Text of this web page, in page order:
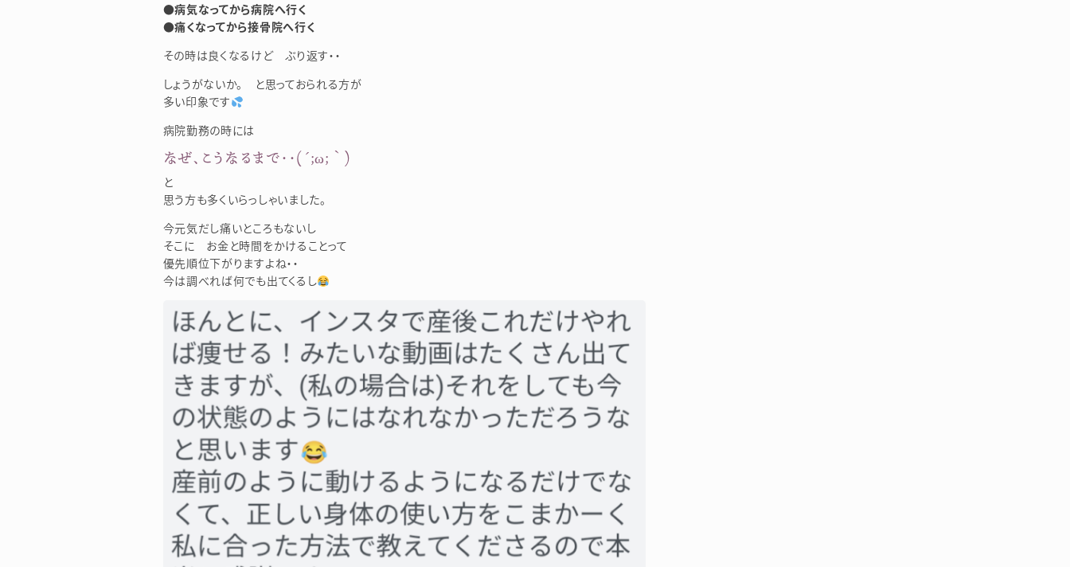
●病気なってから病院へ行く
●痛くなってから接骨院へ行く
その時は良くなるけど ぶり返す・・
しょうがないか。 と思っておられる方が
多い印象です
病院勤務の時には
なぜ、こうなるまで・・(´;ω;｀)
と
思う方も多くいらっしゃいました。
今元気だし痛いところもないし
そこに お金と時間をかけることって
優先順位下がりますよね・・
今は調べれば何でも出てくるし